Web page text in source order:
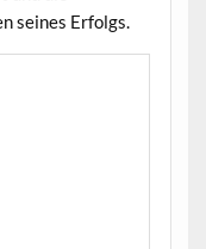
seines Erfolgs.